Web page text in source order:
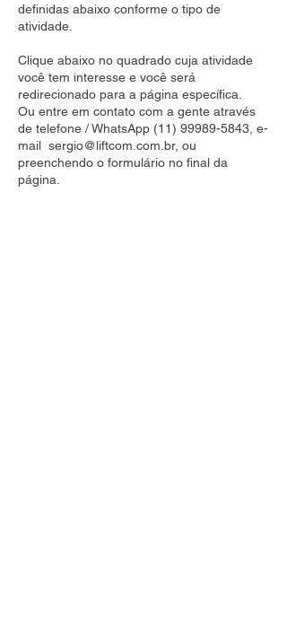
definidas abaixo conforme o tipo de
atividade.
Clique abaixo no quadrado cuja atividade
você tem interesse e você será
redirecionado para a página específica.
Ou entre em contato com a gente através
de telefone / WhatsApp (11) 99989-5843 , e-
mail sergio@liftcom.com.br, ou
preenchendo o formulário no final da
página.